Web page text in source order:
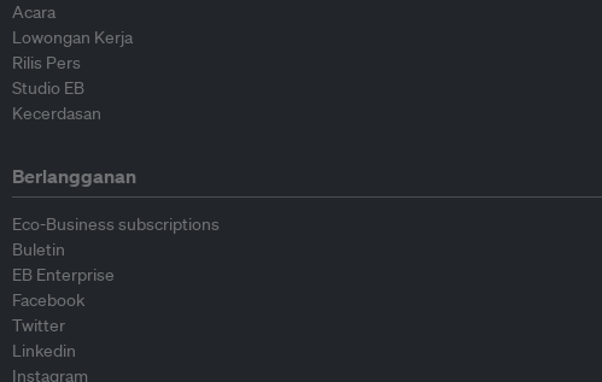
Acara
Lowongan Kerja
Rilis Pers
Studio EB
Kecerdasan
Berlangganan
Eco-Business subscriptions
Buletin
EB Enterprise
Facebook
Twitter
Linkedin
Instagram